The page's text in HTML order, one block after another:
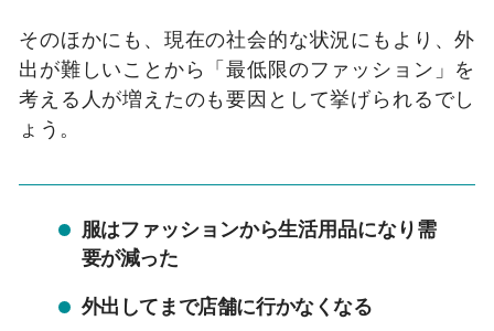
そのほかにも、現在の社会的な状況にもより、外
出が難しいことから「最低限のファッション」を
考える人が増えたのも要因として挙げられるでし
ょう。
服はファッションから生活用品になり需
要が減った
外出してまで店舗に行かなくなる